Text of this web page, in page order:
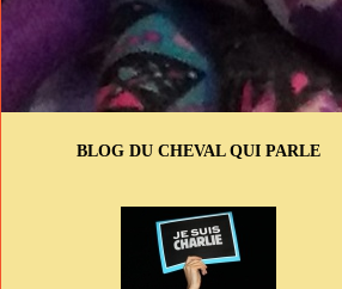
BLOG DU CHEVAL QUI PARLE